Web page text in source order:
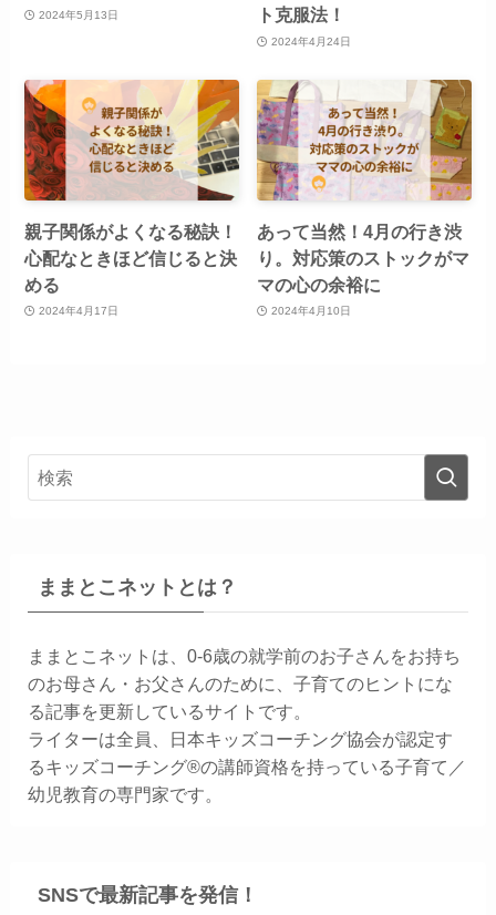
2024年5月13日
ト克服法！
2024年4月24日
親子関係がよくなる秘訣！
心配なときほど信じると決
める
2024年4月17日
あって当然！4月の行き渋
り。対応策のストックがマ
マの心の余裕に
2024年4月10日
ままとこネットとは？
ままとこネットは、0-6歳の就学前のお子さんをお持ち
のお母さん・お父さんのために、子育てのヒントにな
る記事を更新しているサイトです。
ライターは全員、日本キッズコーチング協会が認定す
るキッズコーチング®の講師資格を持っている子育て／
幼児教育の専門家です。
SNSで最新記事を発信！